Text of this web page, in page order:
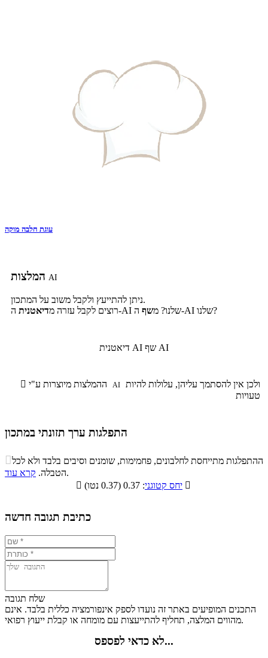
עוגת חלבה מוקה
AI
ניתן להתייעץ ולקבל משוב על המתכון.
רוצים לקבל עזרה מדיאטנית ה-AI שלנו? משף ה-AI שלנו?
דיאטנית AI שף AI
 AI
טעויות
התפלגות ערך תזונתי במתכון
התפלגות ערך תזונתי במתכון
סיבים
תזונתיים
שומנים חלבונים
7.8% 64.8%
ההתפלגות מתייחסת לחלבונים, פחמימות, שומנים וסיבים בלבד ולא לכל
הטבלה. קרא עוד
.

יחס קטוגני 
כתיבת תגובה חדשה
שלח תגובה
התכנים המופיעים באתר זה נועדו לספק אינפורמציה כללית בלבד. אינם
מהווים המלצה, תחליף להתייעצות עם מומחה או קבלת ייעוץ רפואי.
לא כדאי לפספס...